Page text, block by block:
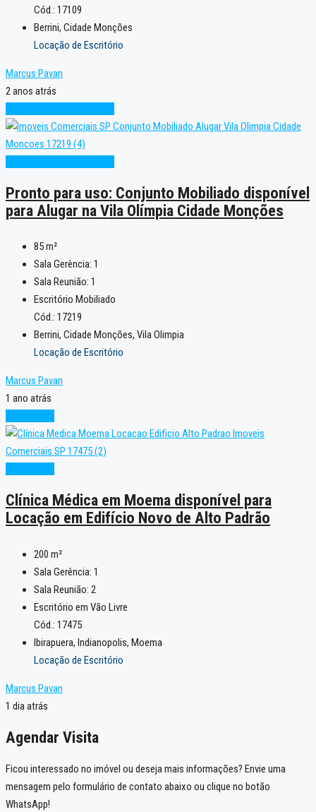
Cód.: 17109
Berrini, Cidade Monções
Locação de Escritório
Marcus Pavan
2 anos atrás
Pronto para uso: Conjunto Mobiliado disponível
para Alugar na Vila Olímpia Cidade Monções
85m²
Sala Gerência: 1
Sala Reunião: 1
Escritório Mobiliado
Cód.: 17219
Berrini, Cidade Monções, Vila Olimpia
Locação de Escritório
Marcus Pavan
1 ano atrás
Clínica Médica em Moema disponível para
Locação em Edifício Novo de Alto Padrão
200 m²
Sala Gerência: 1
Sala Reunião: 2
Escritório em Vão Livre
Cód.: 17475
Ibirapuera, Indianopolis, Moema
Locação de Escritório
Marcus Pavan
1 dia atrás
Agendar Visita
Ficou interessado no imóvel ou deseja mais informações? Envie uma
mensagem pelo formulário de contato abaixo ou clique no botão
WhatsApp!